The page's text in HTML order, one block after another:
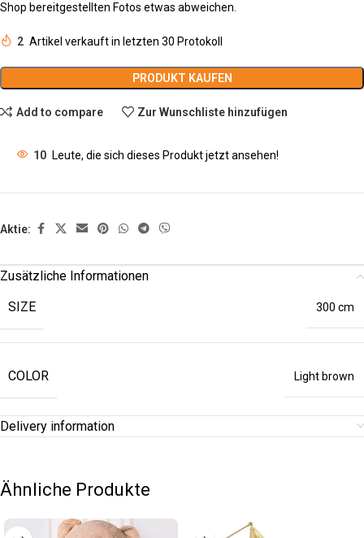
Shop bereitgestellten Fotos etwas abweichen.
2 Artikel verkauft in letzten 30 Protokoll
PRODUKT KAUFEN
Add to compare Zur Wunschliste hinzufügen
10 Leute, die sich dieses Produkt jetzt ansehen!
Aktie:
Zusätzliche Informationen
SIZE
300 cm
COLOR Light brown
Delivery information
Ähnliche Produkte